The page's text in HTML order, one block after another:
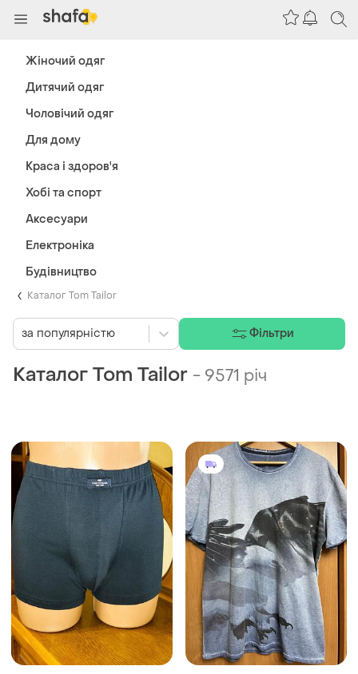
Каталог Tom Tailor
Каталог Tom Tailor - 9571 річ
за популярністю Фільтри
Жіночий одяг
Дитячий одяг
Чоловічий одяг
Для дому
Краса і здоров'я
Хобі та спорт
Аксесуари
Електроніка
Будівництво